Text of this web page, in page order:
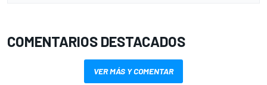
COMENTARIOS DESTACADOS
VER MÁS Y COMENTAR